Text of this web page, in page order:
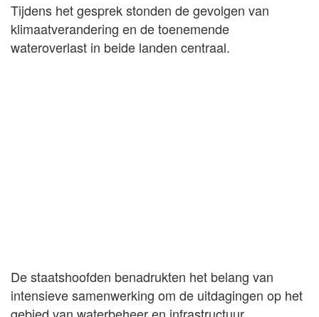
Tijdens het gesprek stonden de gevolgen van
klimaatverandering en de toenemende
wateroverlast in beide landen centraal.
De staatshoofden benadrukten het belang van
intensieve samenwerking om de uitdagingen op het